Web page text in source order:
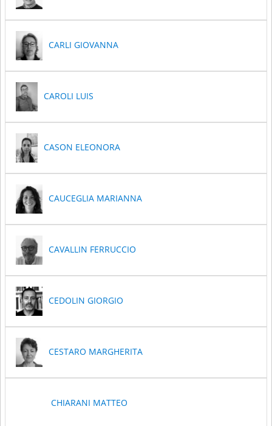
CARLI GIOVANNA
CAROLI LUIS
CASON ELEONORA
CAUCEGLIA MARIANNA
CAVALLIN FERRUCCIO
CEDOLIN GIORGIO
CESTARO MARGHERITA
CHIARANI MATTEO